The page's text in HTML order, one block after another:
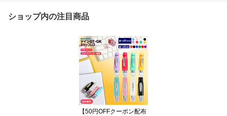
ショップ内の注目商品
【50円OFFクーポン配布